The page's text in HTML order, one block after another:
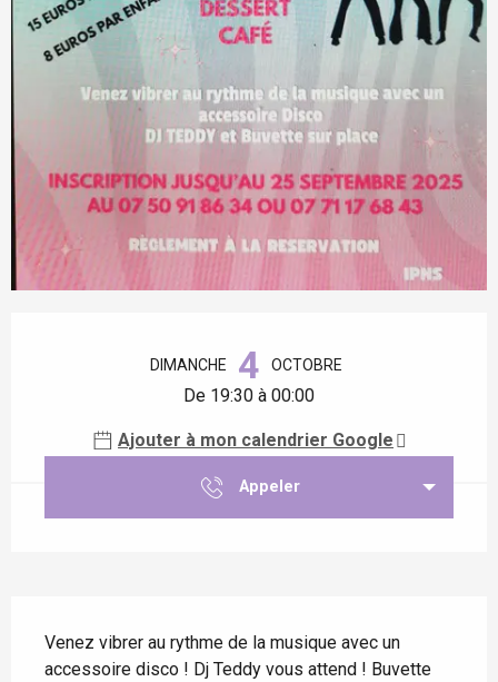
DIMANCHE 4 OCTOBRE
De 19:30 à 00:00
Ajouter à mon calendrier Google
Appeler
Venez vibrer au rythme de la musique avec un
accessoire disco ! Dj Teddy vous attend ! Buvette